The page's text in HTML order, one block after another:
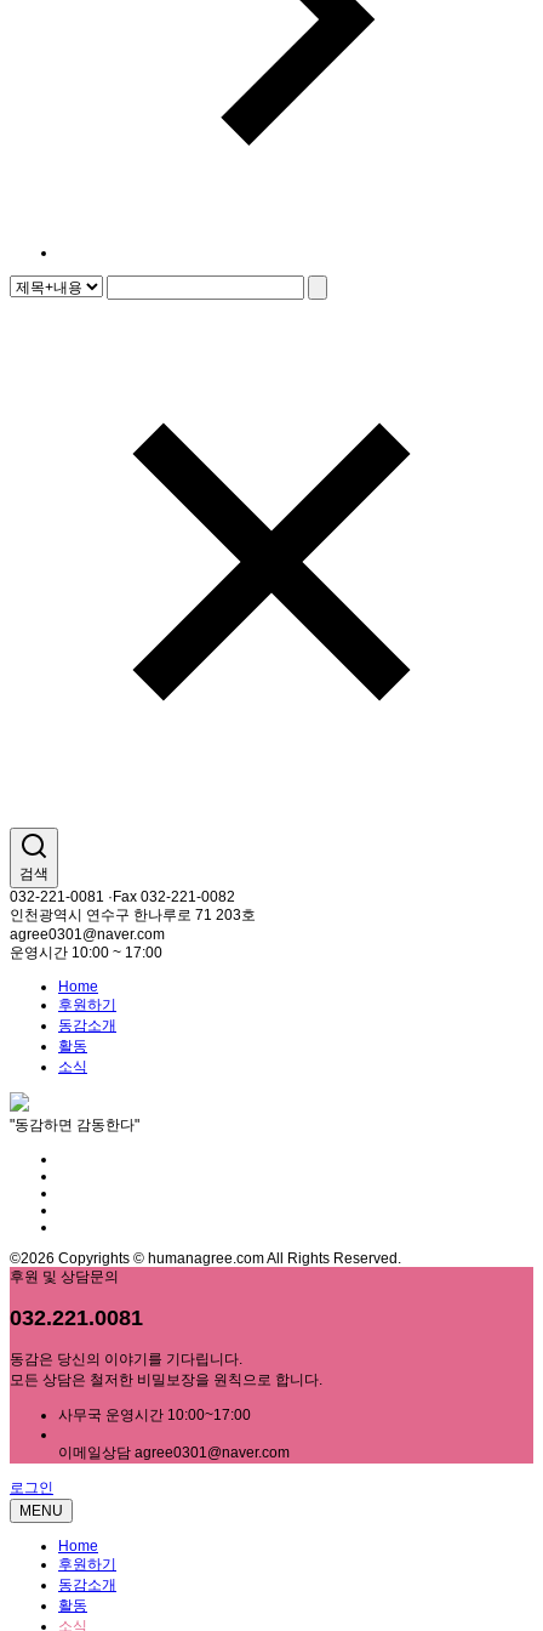
검색
032-221-0081 ·Fax 032-221-0082
인천광역시 연수구 한나루로 71 203호
agree0301@naver.com
운영시간 10:00 ~ 17:00
Home
후원하기
동감소개
활동
소식
"동감하면 감동한다"
©2026 Copyrights © humanagree.com All Rights Reserved.
후원 및 상담문의
032.221.0081
동감은 당신의 이야기를 기다립니다.
모든 상담은 철저한 비밀보장을 원칙으로 합니다.
사무국 운영시간 10:00~17:00
이메일상담 agree0301@naver.com
로그인
MENU
Home
후원하기
동감소개
활동
소식